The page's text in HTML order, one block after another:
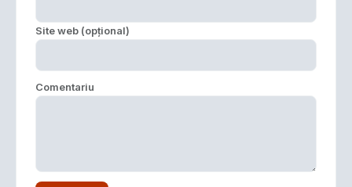
Site web (opțional)
Comentariu